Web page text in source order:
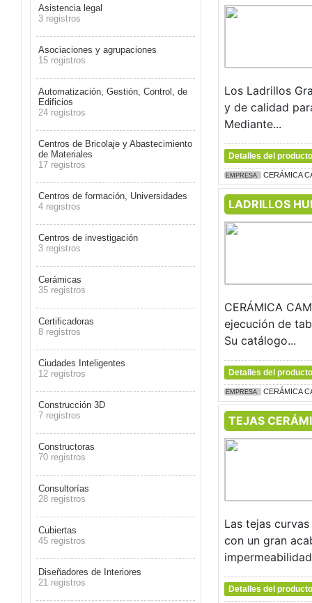
Asistencia legal
3 registros
Asociaciones y agrupaciones
15 registros
Automatización, Gestión, Control, de
Edificios
24 registros
Centros de Bricolaje y Abastecimiento
de Materiales
17 registros
Centros de formación, Universidades
4 registros
Centros de investigación
3 registros
Cerámicas
35 registros
Certificadoras
8 registros
Ciudades Inteligentes
12 registros
Construcción 3D
7 registros
Constructoras
70 registros
Consultorías
28 registros
Cubiertas
45 registros
Diseñadores de Interiores
21 registros
Los Ladrillos
y de calidad
Mediante...
Detalles del producto
EMPRESA CERÁMICA
LADRILLOS
CERÁMICA
ejecución de
Su catálogo...
Detalles del producto
EMPRESA CERÁMICA
TEJAS
Las tejas
con un gran
Detalles del producto